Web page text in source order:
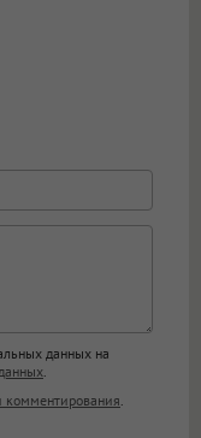
<big>,
<ol>, <li>,
данных на